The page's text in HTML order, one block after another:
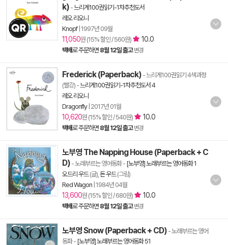
k) -느리게100권읽기-1차추천도서
레오 리오니
Knopf| 1997년 09월
11,050원 (15% 할인 / 560원) 10.0
택배로 주문하면 8월 12일 출고 변경
Frederick (Paperback) - 느리게100권읽기 4색과정
(빨강) -느리게100권읽기-1차추천도서 4
레오 리오니
Dragonfly| 2017년 01월
10,620원 (15% 할인 / 540원) 10.0
택배로 주문하면 8월 12일 출고 변경
노부영 The Napping House (Paperback + C
D) - 노래부르는 영어동화- [노부영] 노래부르는 영어동화 1
오드리 우드(글), 돈 우드(그림)
Red Wagon 1984년 04월
13,600원 (15% 할인 / 680원) 10.0
택배로 주문하면 8월 12일 출고 변경
노부영 Snow (Paperback + CD) - 노래부르는 영어
동화- [노부영] 노래부르는 영어동화 51